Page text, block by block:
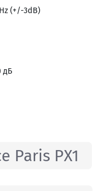
(+/-3dB)
дБ
Paris PX1